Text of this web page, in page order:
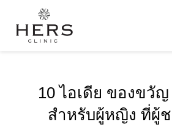
10 ไอเดีย ของขวัญ
สำหรับผู้หญิง ที่ผู้